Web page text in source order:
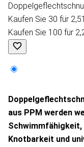
Kaufen Sie 30 für
Kaufen Sie 100 für
aus PPM werden
Knotbarkeit und